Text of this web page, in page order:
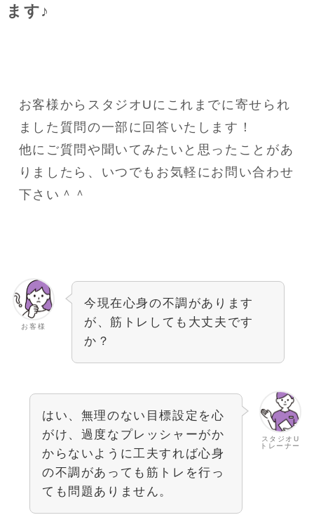
ます♪
お客様からスタジオUにこれまでに寄せられ
ました質問の一部に回答いたします！
他にご質問や聞いてみたいと思ったことがあ
りましたら、いつでもお気軽にお問い合わせ
下さい＾＾
お客様
今現在心身の不調があります
が、筋トレしても大丈夫です
か？
スタジオU
トレーナー
はい、無理のない目標設定を心
がけ、過度なプレッシャーがか
からないように工夫すれば心身
の不調があっても筋トレを行っ
ても問題ありません。